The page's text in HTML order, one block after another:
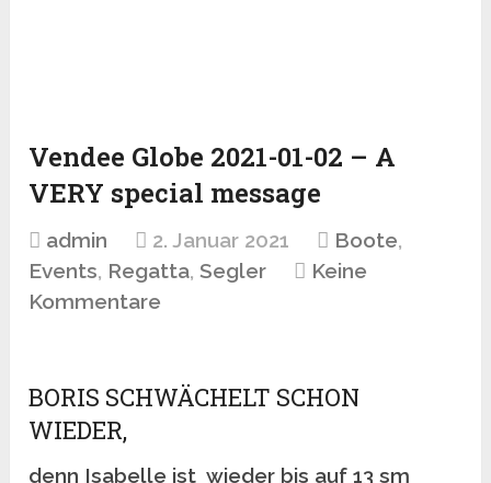
Vendee Globe 2021-01-02 – A
VERY special message
admin 2. Januar 2021 Boote,
Events, Regatta,Segler
Keine
Kommentare
BORIS SCHWÄCHELT SCHON
WIEDER,
denn Isabelle ist wieder bis auf 13 sm